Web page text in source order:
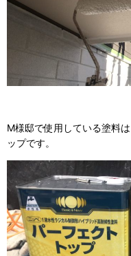
M様邸で使用している塗料
ップです。